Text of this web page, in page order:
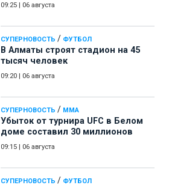
09:25 06 августа
СУПЕРНОВОСТЬ / ФУТБОЛ
В Алматы строят стадион на 45
тысяч человек
09:20 06 августа
СУПЕРНОВОСТЬ / ММА
Убыток от турнира UFC в Белом
доме составил 30 миллионов
09:15 06 августа
СУПЕРНОВОСТЬ / ФУТБОЛ